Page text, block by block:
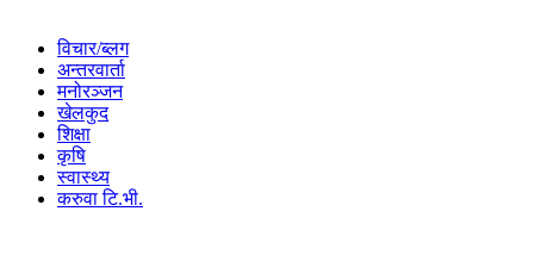
विचार/ब्लग
अन्तरवार्ता
मनोरञ्जन
खेलकुद
शिक्षा
कृषि
स्वास्थ्य
करुवा टि.भी.